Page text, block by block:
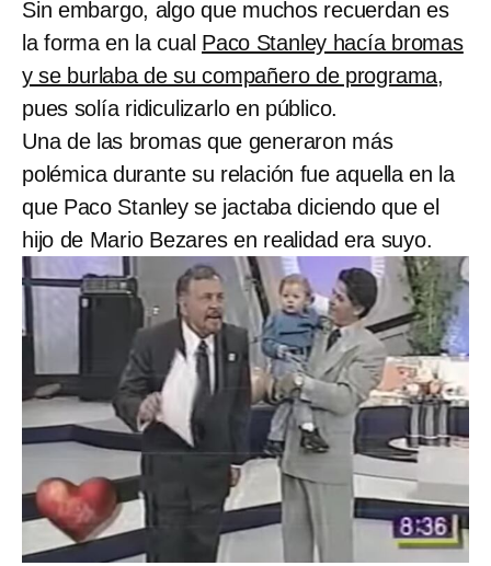
Sin embargo, algo que muchos recuerdan es
la forma en la cual Paco Stanley hacía bromas
y se burlaba de su compañero de programa,
pues solía ridiculizarlo en público.
Una de las bromas que generaron más
polémica durante su relación fue aquella en la
que Paco Stanley se jactaba diciendo que el
hijo de Mario Bezares en realidad era suyo.